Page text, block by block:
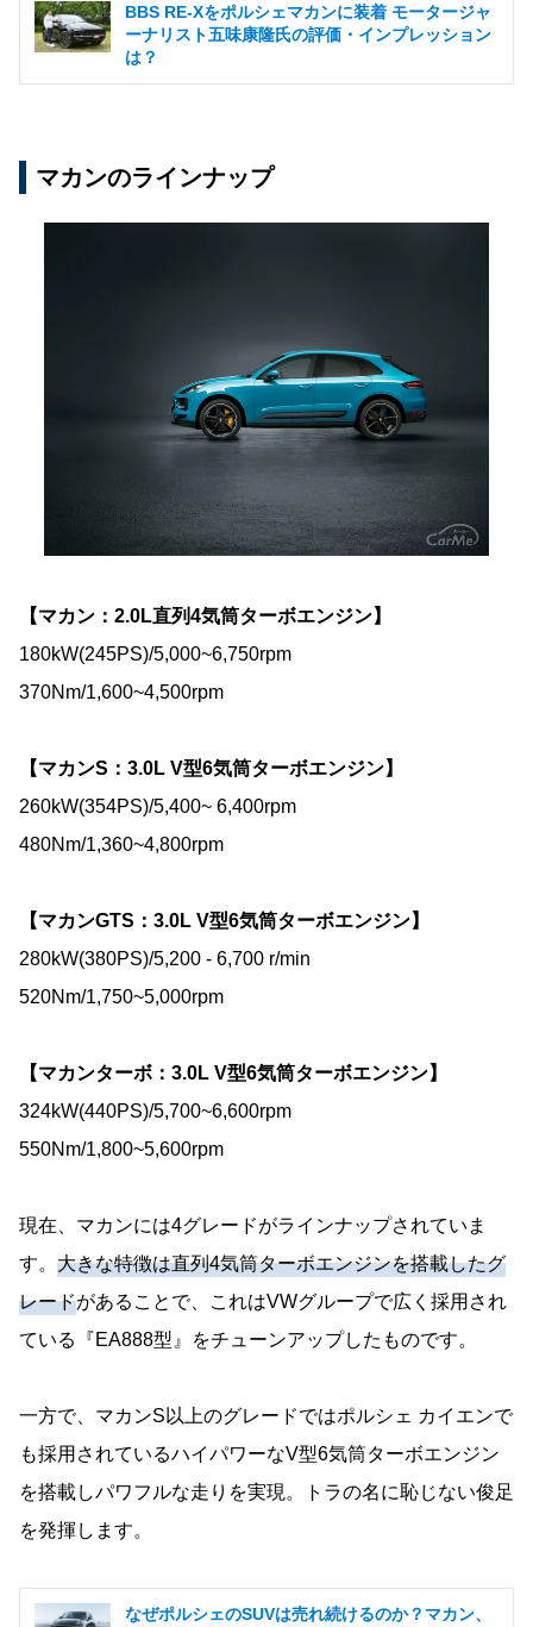
BBS RE-Xをポルシェマカンに装着 モータージャ
ーナリスト五味康隆氏の評価・インプレッション
は？
マカンのラインナップ
【マカン：2.0L直列4気筒ターボエンジン】
180kW(245PS)/5,000~6,750rpm
370Nm/1,600~4,500rpm
【マカンS：3.0L V型6気筒ターボエンジン】
260kW(354PS)/5,400~ 6,400rpm
480Nm/1,360~4,800rpm
【マカンGTS：3.0L V型6気筒ターボエンジン】
280kW(380PS)/5,200 - 6,700 r/min
520Nm/1,750~5,000rpm
【マカンターボ：3.0L V型6気筒ターボエンジン】
324kW(440PS)/5,700~6,600rpm
550Nm/1,800~5,600rpm
現在、マカンには4グレードがラインナップされていま
す。 大きな特徴は直列4気筒ターボエンジンを搭載したグ
レードがあることで、これはVWグループで広く採用され
ている『EA888型』をチューンアップしたものです。
一方で、マカンS以上のグレードではポルシェ カイエンで
も採用されているハイパワーなV型6気筒ターボエンジン
を搭載しパワフルな走りを実現。トラの名に恥じない俊足
を発揮します。
なぜポルシェのSUVは売れ続けるのか？マカン、